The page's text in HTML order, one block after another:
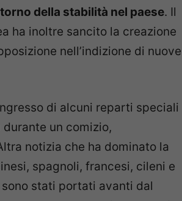
della stabilità nel paese. Il
ha inoltre sancito la creazione
nell’indizione di nuove
di alcuni reparti speciali
un comizio,
notizia che ha dominato la
spagnoli, francesi, cileni e
stati portati avanti dal